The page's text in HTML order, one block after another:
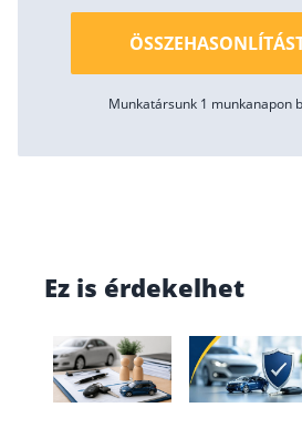
Munkatársunk 1 munkanapon
Ez is érdekelhet